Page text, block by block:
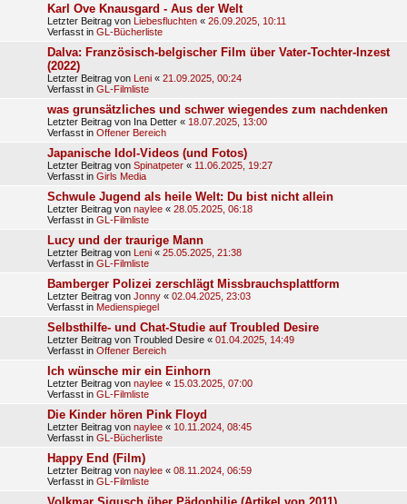
Karl Ove Knausgard - Aus der Welt
Letzter Beitrag von Liebesfluchten « 26.09.2025, 10:11
Verfasst in GL-Bücherliste
Dalva: Französisch-belgischer Film über Vater-Tochter-Inzest
(2022)
Letzter Beitrag von Leni « 21.09.2025, 00:24
Verfasst in GL-Filmliste
was grunsätzliches und schwer wiegendes zum nachdenken
Letzter Beitrag von Ina Detter « 18.07.2025, 13:00
Verfasst in Offener Bereich
Japanische Idol-Videos (und Fotos)
Letzter Beitrag von Spinatpeter « 11.06.2025, 19:27
Verfasst in Girls Media
Schwule Jugend als heile Welt: Du bist nicht allein
Letzter Beitrag von naylee « 28.05.2025, 06:18
Verfasst in GL-Filmliste
Lucy und der traurige Mann
Letzter Beitrag von Leni « 25.05.2025, 21:38
Verfasst in GL-Filmliste
Bamberger Polizei zerschlägt Missbrauchsplattform
Letzter Beitrag von Jonny « 02.04.2025, 23:03
Verfasst in Medienspiegel
Selbsthilfe- und Chat-Studie auf Troubled Desire
Letzter Beitrag von Troubled Desire « 01.04.2025, 14:49
Verfasst in Offener Bereich
Ich wünsche mir ein Einhorn
Letzter Beitrag von naylee « 15.03.2025, 07:00
Verfasst in GL-Filmliste
Die Kinder hören Pink Floyd
Letzter Beitrag von naylee « 10.11.2024, 08:45
Verfasst in GL-Bücherliste
Happy End (Film)
Letzter Beitrag von naylee « 08.11.2024, 06:59
Verfasst in GL-Filmliste
Volkmar Sigusch über Pädophilie (Artikel von 2011)